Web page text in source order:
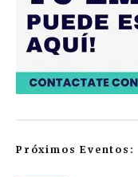
Próximos Eventos: